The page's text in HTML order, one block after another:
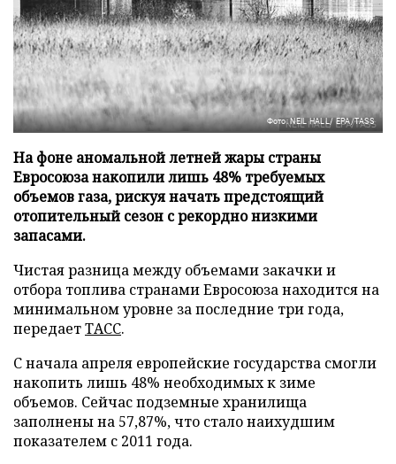
Фото: NEIL HALL/ EPA/TASS
На фоне аномальной летней жары страны
Евросоюза накопили лишь 48% требуемых
объемов газа, рискуя начать предстоящий
отопительный сезон с рекордно низкими
запасами.
Чистая разница между объемами закачки и
отбора топлива странами Евросоюза находится на
минимальном уровне за последние три года,
передаетТАСС.
С начала апреля европейские государства смогли
накопить лишь 48% необходимых к зиме
объемов. Сейчас подземные хранилища
заполнены на 57,87%, что стало наихудшим
показателем с 2011 года.